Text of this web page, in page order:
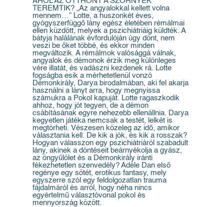
TEREMTIK? „Az angyalokkal kellett volna
mennem…” Lotte, a huszonkét éves,
gyógyszerfüggő lány egész életében rémálmai
ellen küzdött, melyek a pszichiátriáig küldték. A
bátyja halálának évfordulóján úgy dönt, nem
veszi be őket többé, és ekkor minden
megváltozik. A rémálmok valósággá válnak,
angyalok és démonok érzik meg különleges
vére illatát, és vadászni kezdenek rá. Lotte
fogságba esik a mérhetetlenül vonzó
Démonkirály, Darya birodalmában, aki fel akarja
használni a lányt arra, hogy megnyissa
számukra a Pokol kapuját. Lotte ragaszkodik
ahhoz, hogy jót tegyen, de a démon
csábításának egyre nehezebb ellenállnia. Darya
kegyetlen játéka nemcsak a testét, lelkét is
megtörheti. Vészesen közeleg az idő, amikor
választania kell. De kik a jók, és kik a rosszak?
Hogyan válasszon egy pszichiátriáról szabadult
lány, akinek a döntéseit beárnyékolja a gyász,
az öngyűlölet és a Démonkirály iránti
fékezhetetlen szenvedély? Adéle Dan első
regénye egy sötét, erotikus fantasy, mely
egyszerre szól egy feldolgozatlan trauma
fájdalmáról és arról, hogy néha nincs
egyértelmű választóvonal pokol és
mennyország között.